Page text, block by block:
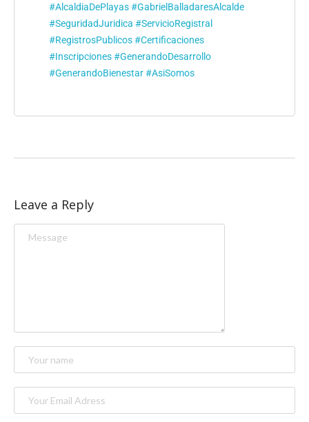
#AlcaldiaDePlayas#GabrielBalladaresAlcalde
#SeguridadJuridica #ServicioRegistral
#RegistrosPublicos#Certificaciones
#Inscripciones#GenerandoDesarrollo
#GenerandoBienestar#AsiSomos
Leave a Reply